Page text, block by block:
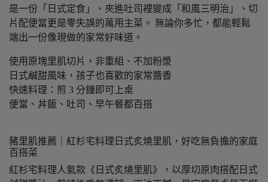
是一份「日式定食」、夾進吐司裡變成「和風三明治」、切
片配便當更是零失誤的萬用主菜。 無論你多忙，都能輕鬆
端出一份像現做的家常好味道。
使用原塊里肌切片，非重組、不加粉漿
日式鹹甜風味，孩子也喜歡的家常醬香
快速料理：煎 3 分鐘即可上桌
便當、丼飯、吐司、早午餐都百搭
豬里肌推薦｜紅杉宅料理日式炙燒里肌，好吃無負擔的家庭
百搭菜
紅杉宅料理人氣款《日式炙燒里肌》，以厚切原肉搭配日式